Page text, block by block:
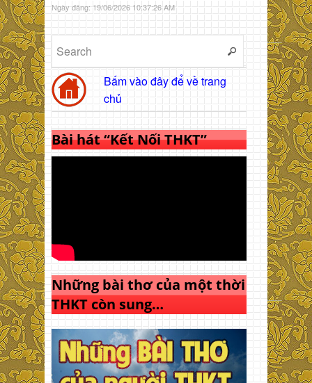
Ngày đăng: 19/06/2026 10:37:26 AM
Bấm vào đây để về trang
chủ
Bài hát “Kết Nối THKT”
Những bài thơ của một thời
THKT còn sung…